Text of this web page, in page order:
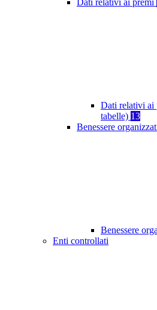
Dati relativi ai premi
Dati relativi ai
tabelle) 13
Benessere
Benessere
Enti controllati